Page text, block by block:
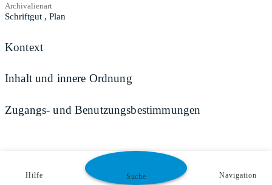
Archivalienart
Schriftgut , Plan
Kontext
Inhalt und innere Ordnung
Zugangs- und Benutzungsbestimmungen
Hilfe Suche Navigation